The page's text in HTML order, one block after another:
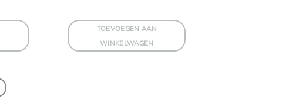
TOEVOEGEN AAN
WINKELWAGEN